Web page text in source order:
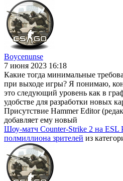
Boycenunse
7 июня 2023 16:18
Какие тогда минимальные
при выходе игры? Я понимаю,
это следующий уровень как в
удобстве для разработки новых
Присутствие Hammer Editor
добавляет ему новый
Шоу-матч Counter-Strike 2 на ESL
полмиллиона зрителей из